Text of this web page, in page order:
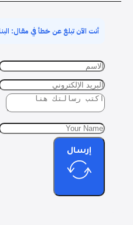
أنت الآن تبلغ عن خطأ في مقال:
إرسال